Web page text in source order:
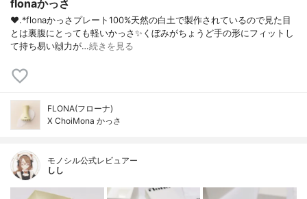
flonaかっさ
❤︎.*⁡flonaかっさプレート⁡100%天然の白土で製作されているので見た目
とは裏腹にとっても軽いかっさ✨くぼみがちょうど手の形にフィットし
て持ち易い🙌力が…続きを見る
FLONA(フローナ)
X ChoiMona かっさ
モノシル公式レビュアー
しし